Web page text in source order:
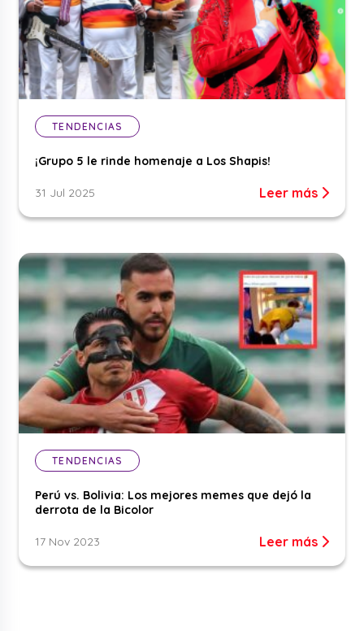
TENDENCIAS
¡Grupo 5 le rinde homenaje a Los Shapis!
31 Jul 2025 Leer más
TENDENCIAS
Perú vs. Bolivia: Los mejores memes que dejó la
derrota de la Bicolor
17 Nov 2023 Leer más